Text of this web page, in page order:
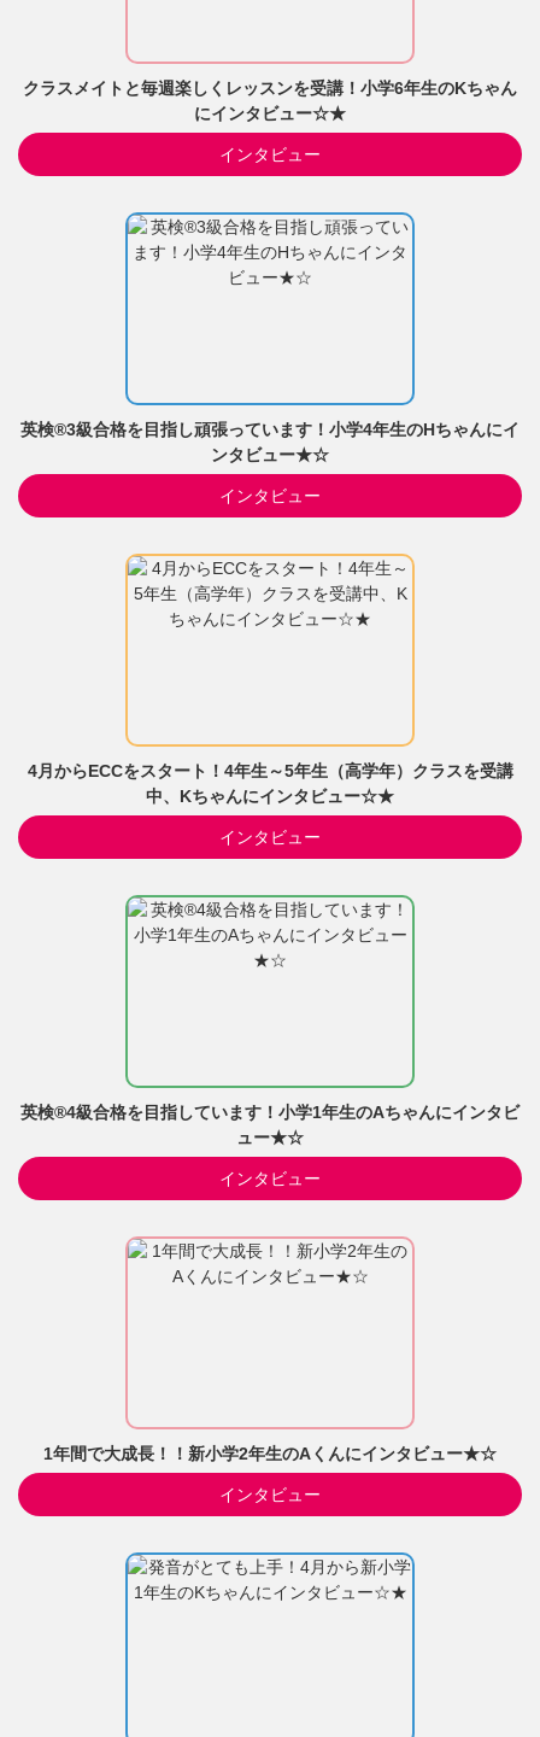
クラスメイトと毎週楽しくレッスンを受講！小学6年生のKちゃん
にインタビュー☆★
インタビュー
英検®3級合格を目指し頑張っています！小学4年生のHちゃんにイ
ンタビュー★☆
インタビュー
4月からECCをスタート！4年生～5年生（高学年）クラスを受講
中、Kちゃんにインタビュー☆★
インタビュー
英検®4級合格を目指しています！小学1年生のAちゃんにインタビ
ュー★☆
インタビュー
1年間で大成長！！新小学2年生のAくんにインタビュー★☆
インタビュー